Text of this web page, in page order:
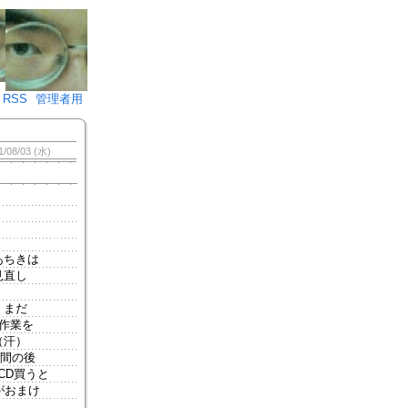
♪)÷2
RSS 管理者用
08/03 (水)
きは
し
まだ
業を
）
の後
買うと
おまけ